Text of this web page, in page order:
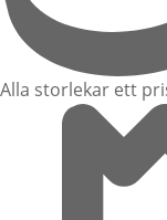
Alla storlekar ett